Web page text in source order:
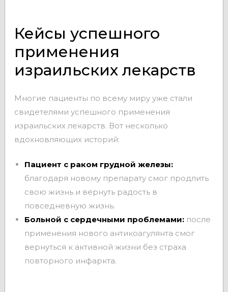
Кейсы успешного
применения
израильских лекарств
Многие пациенты по всему миру уже стали
свидетелями успешного применения
израильских лекарств. Вот несколько
вдохновляющих историй:
Пациент с раком грудной железы:
благодаря новому препарату смог продлить
свою жизнь и вернуть радость в
повседневную жизнь.
Больной с сердечными проблемами:после
применения нового антикоагулянта смог
вернуться к активной жизни без страха
повторного инфаркта.